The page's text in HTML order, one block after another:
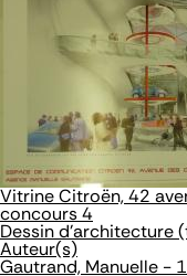
Vitrine Citroën, 42
concours 4
Dessin d'architecture
Auteur(s)
Gautrand, Manuelle -